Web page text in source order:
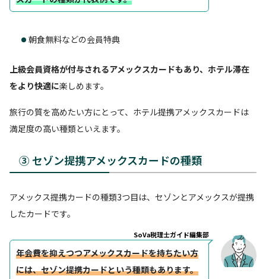
朝食無料などの会員特典
上級会員資格が付与されるアメックスカードもあり、ホテル滞在
をより快適に楽しめます。
旅行の質を高めたい方にとって、ホテル提携アメックスカードは
満足度の高い種類といえます。
③ セゾン提携アメックスカードの種類
アメックス提携カードの種類3つ目は、セゾンとアメックスが提携
したカードです。
SoVa税理士ガイド編集部
年会費を抑えつつアメックスカードを持ちたい方
には、セゾン提携カードという種類もあります。